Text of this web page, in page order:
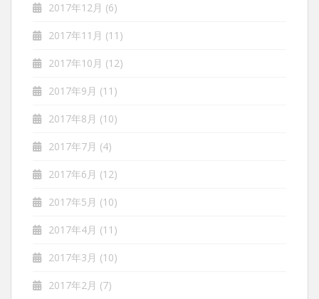
2017年12月 (6)
2017年11月 (11)
2017年10月 (12)
2017年9月 (11)
2017年8月 (10)
2017年7月 (4)
2017年6月 (12)
2017年5月 (10)
2017年4月 (11)
2017年3月 (10)
2017年2月 (7)